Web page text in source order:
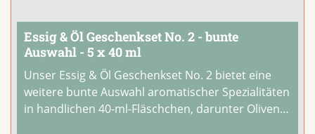
Essig & Öl Geschenkset No. 2 - bunte
Auswahl - 5 x 40 ml
Unser Essig & Öl Geschenkset No. 2 bietet eine
weitere bunte Auswahl aromatischer Spezialitäten
in handlichen 40-ml-Fläschchen, darunter Olivenöl